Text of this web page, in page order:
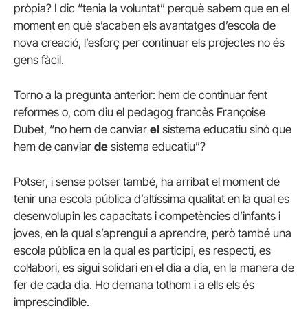
pròpia? I dic “tenia la voluntat” perquè sabem que en el
moment en què s’acaben els avantatges d’escola de
nova creació, l’esforç per continuar els projectes no és
gens fàcil.
Torno a la pregunta anterior: hem de continuar fent
reformes o, com diu el pedagog francès Françoise
Dubet, “no hem de canviar el sistema educatiu sinó que
hem de canviar de sistema educatiu”?
Potser, i sense potser també, ha arribat el moment de
tenir una escola pública d’altíssima qualitat en la qual es
desenvolupin les capacitats i competències d’infants i
joves, en la qual s’aprengui a aprendre, però també una
escola pública en la qual es participi, es respecti, es
col·labori, es sigui solidari en el dia a dia, en la manera de
fer de cada dia. Ho demana tothom i a ells els és
imprescindible.